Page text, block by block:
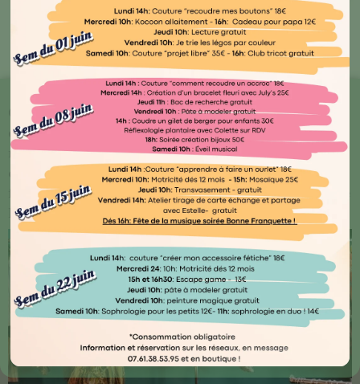
Bout'🖤 Kocoon
Chez Kocoon Family, chaque détail compte ! Plongez
dans notre univers où qualité et originalité se
rencontrent. Explorez notre vaste gamme de produits
conçus avec amour par des artisans normands ou
français, ainsi que des marques renommées telles que
Djego et Le Petit Souk.